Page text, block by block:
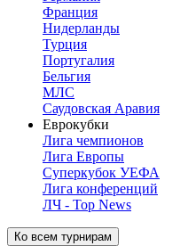
Франция
Нидерланды
Турция
Португалия
Бельгия
МЛС
Саудовская Аравия
Еврокубки
Лига чемпионов
Лига Европы
Суперкубок УЕФА
Лига конференций
ЛЧ - Top News
Ко всем турнирам